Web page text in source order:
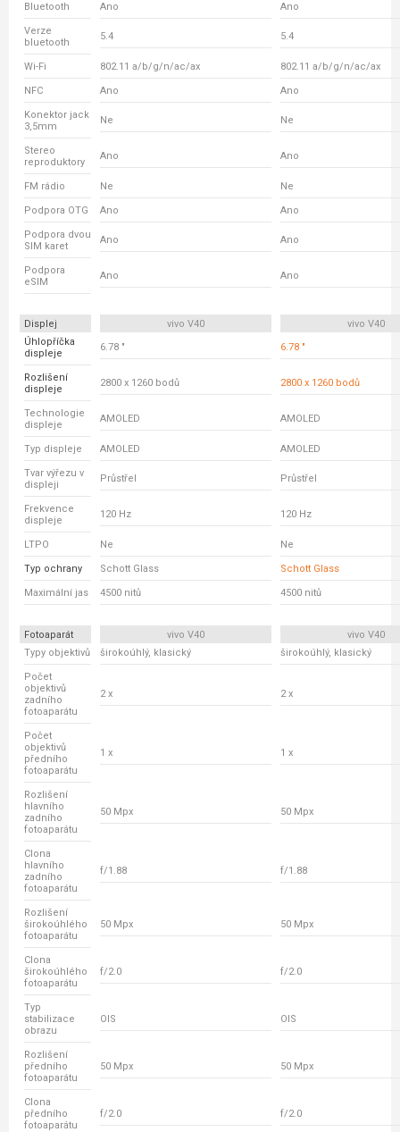
Bluetooth Ano Ano
Verze
bluetooth
5.4 5.4
Wi-Fi 802.11 a/b/g/n/ac/ax 802.11 a/b/g/n/ac/ax
NFC Ano Ano
Konektor jack
3,5mm
Ne Ne
Stereo
reproduktory
Ano Ano
FM rádio Ne Ne
Podpora OTG Ano Ano
Podpora dvou
SIM karet
Ano Ano
Podpora
eSIM
Ano Ano
Displej vivo V40
vivo V40
Úhlopříčka
displeje
6.78 " 6.78 "
Rozlišení
displeje
2800 x 1260 bodů 2800 x 1260 bodů
Technologie
displeje
AMOLED AMOLED
Typ displeje AMOLED AMOLED
Tvar výřezu v
displeji
Průstřel Průstřel
Frekvence
displeje
120 Hz 120 Hz
LTPO Ne Ne
Typ ochrany Schott Glass Schott Glass
Maximální jas 4500 nitů 4500 nitů
Fotoaparát vivo V40
vivo V40
Typy objektivů
širokoúhlý, klasický širokoúhlý, klasický
Počet
objektivů
zadního
fotoaparátu
2 x 2 x
Počet
objektivů
předního
fotoaparátu
1 x 1 x
Rozlišení
hlavního
zadního
fotoaparátu
50 Mpx 50 Mpx
Clona
hlavního
zadního
fotoaparátu
f/1.88 f/1.88
Rozlišení
širokoúhlého
fotoaparátu
50 Mpx 50 Mpx
Clona
širokoúhlého
fotoaparátu
f/2.0 f/2.0
Typ
stabilizace
obrazu
OIS OIS
Rozlišení
předního
fotoaparátu
50 Mpx 50 Mpx
Clona
předního
fotoaparátu
f/2.0 f/2.0